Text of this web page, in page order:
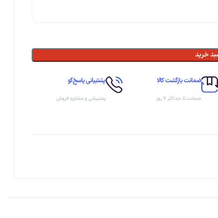
خرید
ضمانت بازگشت کالا
ضمانت تا حداکثر ۷ روز
پشتیبانی پاسخ‌گو
پشتیبانی و مشاوره فروش